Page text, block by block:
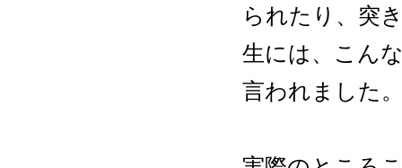
られたり、突
生には、こん
言われました